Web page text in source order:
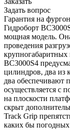
Задать вопрос
Гарантия на
Гидроборт
мощная модель.
проведения
крупногабаритных
BC3000S4
цилиндров, два из
два обеспечивают
осуществляется с
на плоскости
скрыт
Track Grip
каких бы погодных